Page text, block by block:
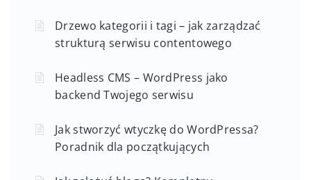
Drzewo kategorii i tagi – jak zarządzać
strukturą serwisu contentowego
Headless CMS – WordPress jako
backend Twojego serwisu
Jak stworzyć wtyczkę do WordPressa?
Poradnik dla początkujących